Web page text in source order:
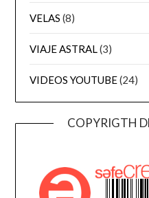
VELAS (8)
VIAJE ASTRAL(3)
VIDEOS YOUTUBE(24)
COPYRIGTH